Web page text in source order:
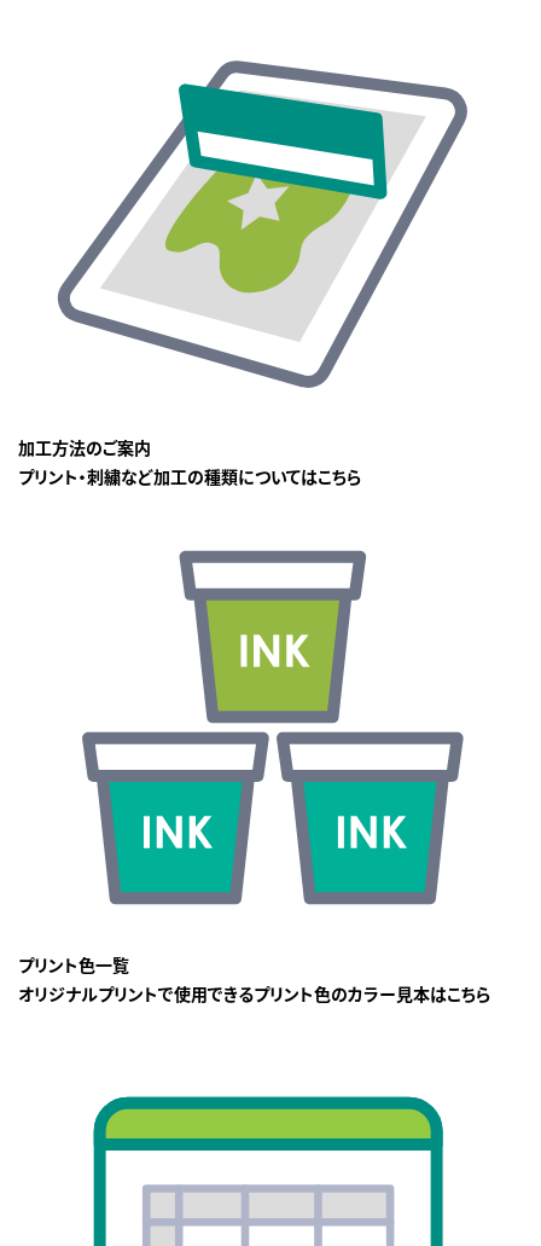
加工方法のご案内
プリント・刺繍など加工の種類についてはこちら
プリント色一覧
オリジナルプリントで使用できるプリント色のカラー見本はこちら